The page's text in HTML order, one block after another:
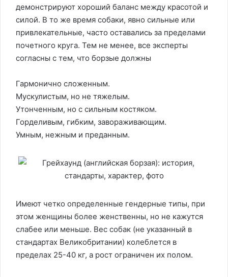
демонстрируют хороший баланс между красотой и
силой. В то же время собаки, явно сильные или
привлекательные, часто оставались за пределами
почетного круга. Тем не менее, все эксперты
согласны с тем, что борзые должны
Гармонично сложенным.
Мускулистым, но не тяжелым.
Утонченным, но с сильным костяком.
Горделивым, гибким, завораживающим.
Умным, нежным и преданным.
Имеют четко определенные гендерные типы, при
этом женщины более женственны, но не кажутся
слабее или меньше. Вес собак (не указанный в
стандартах Великобритании) колеблется в
пределах 25-40 кг, а рост ограничен их полом.